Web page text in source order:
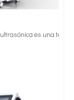
es una